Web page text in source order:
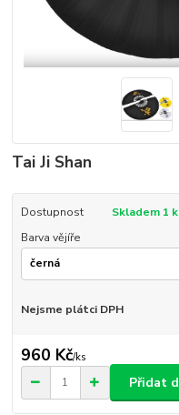
Tai Ji Shan
Dostupnost
Skladem 1
Barva vějíře
Nejsme plátci DPH
960 Kč/ks
Přidat